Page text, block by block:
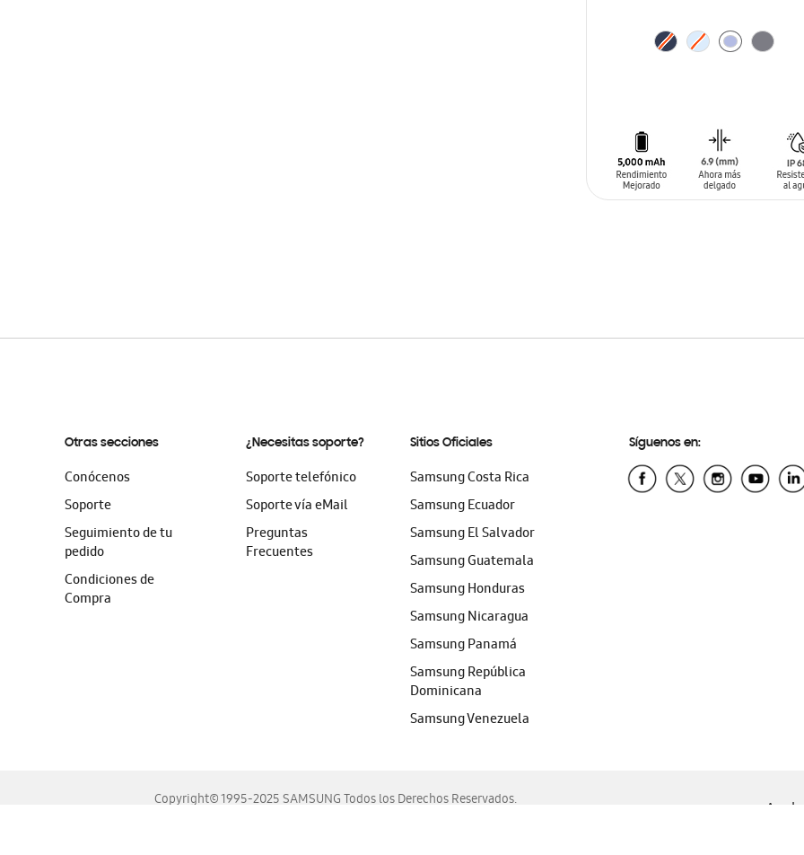
Otras secciones
Conócenos
Soporte
Seguimiento de tu
pedido
Condiciones de
Compra
¿Necesitas soporte?
Soporte telefónico
Soporte vía eMail
Preguntas
Frecuentes
Sitios Oficiales
Samsung Costa Rica
Samsung Ecuador
Samsung El Salvador
Samsung Guatemala
Samsung Honduras
Samsung Nicaragua
Samsung Panamá
Samsung República
Dominicana
Samsung Venezuela
Síguenos en:
Copyright© 1995-2025 SAMSUNG Todos los Derechos Reservados.